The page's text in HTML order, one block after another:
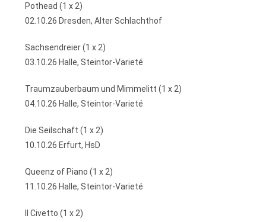
Pothead (1 x 2)
02.10.26 Dresden, Alter Schlachthof
Sachsendreier (1 x 2)
03.10.26 Halle, Steintor-Varieté
Traumzauberbaum und Mimmelitt (1 x 2)
04.10.26 Halle, Steintor-Varieté
Die Seilschaft (1 x 2)
10.10.26 Erfurt, HsD
Queenz of Piano (1 x 2)
11.10.26 Halle, Steintor-Varieté
Il Civetto (1 x 2)